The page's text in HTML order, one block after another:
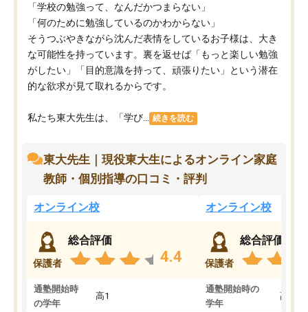
「学校の勉強って、なんだかつまらない」
「何のために勉強しているのかわからない」
そうつぶやきながら沈んだ表情をしているお子様は、大き
な可能性を持っています。裏を返せば「もっと楽しい勉強
がしたい」「目的意識を持って、頑張りたい」という潜在
的な欲求が見て取れるからです。
私たち東大先生は、「学び... 続きを読む
東大先生｜現役東大生によるオンライン家庭
教師・個別指導の口コミ・評判
オンライン校
保護者
総合評価
4.4
通塾開始時
の学年
高1
オンライン校
保護者
総合評価
通塾開始時の
学年
高3